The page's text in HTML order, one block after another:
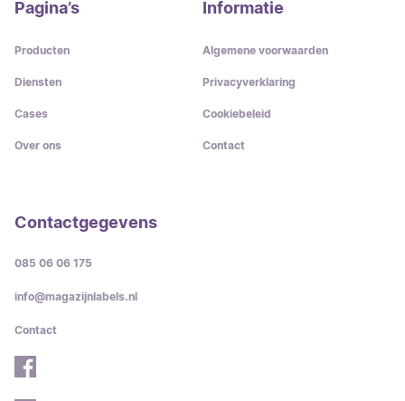
Pagina’s
Producten
Diensten
Cases
Over ons
Informatie
Algemene voorwaarden
Privacyverklaring
Cookiebeleid
Contact
Contactgegevens
085 06 06 175
info@magazijnlabels.nl
Contact